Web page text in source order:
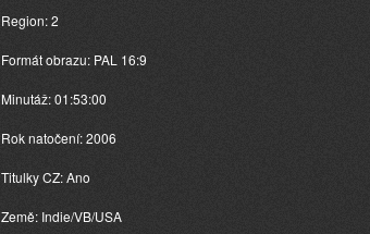
Region: 2
Formát obrazu: PAL 16:9
Minutáž: 01:53:00
Rok natočení: 2006
Titulky CZ: Ano
Země: Indie/VB/USA